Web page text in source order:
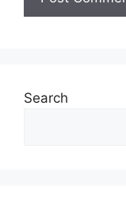
Search